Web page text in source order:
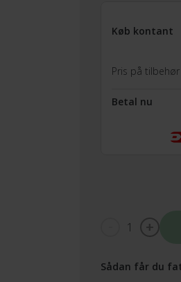
Køb kontant
Pris på tilbehør
Betal nu
1
Sådan får du